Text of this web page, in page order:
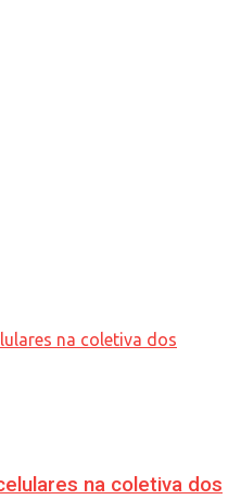
na coletiva dos